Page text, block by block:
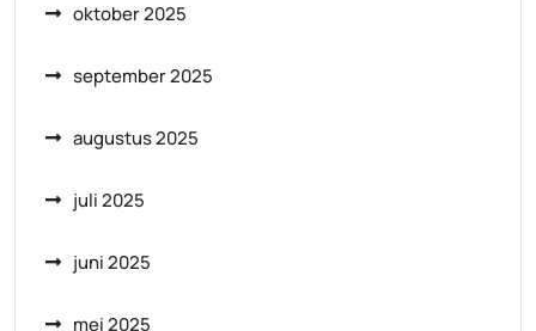
oktober 2025
september 2025
augustus 2025
juli 2025
juni 2025
mei 2025